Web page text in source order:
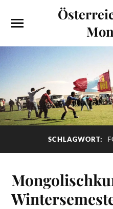
SCHLAGWORT: